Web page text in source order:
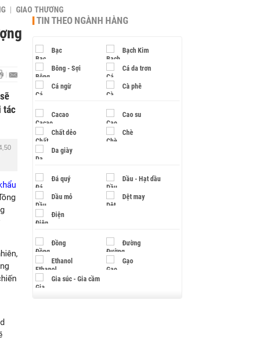
GIAO THƯƠNG
tác
TIN THEO NGÀNH HÀNG
Bạc Bạch Kim
Bông - Sợi Cá da trơn
Cá ngừ Cà phê
Cacao Cao su
Chất dẻo Chè
Da giày
Đá quý Dầu - Hạt dầu
Dầu mỏ Dệt may
Điện
Đồng Đường
Ethanol Gạo
Gia súc - Gia cầm